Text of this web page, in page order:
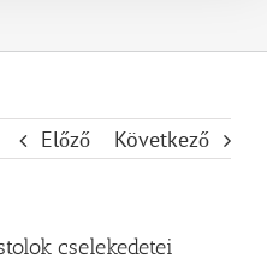
Előző Következő
cselekedetei